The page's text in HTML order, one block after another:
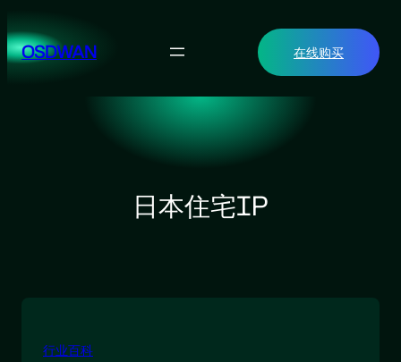
至
内OSDWAN 在线购买
日本住宅IP
行业百科